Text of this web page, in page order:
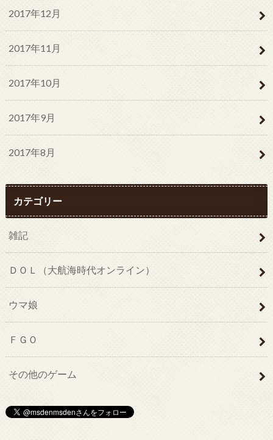
2017年12月
2017年11月
2017年10月
2017年9月
2017年8月
カテゴリー
雑記
ＤＯＬ（大航海時代オンライン）
ウマ娘
ＦＧＯ
その他のゲーム